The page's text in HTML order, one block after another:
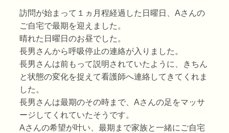
訪問が始まって１ヵ月程経過した日曜日、Aさんの
ご自宅で最期を迎えました。
晴れた日曜日のお昼でした。
長男さんから呼吸停止の連絡が入りました。
長男さんは前もって説明されていたように、きちん
と状態の変化を捉えて看護師へ連絡してきてくれま
した。
長男さんは最期のその時まで、Aさんの足をマッサ
ージしてくれていたそうです。
Aさんの希望が叶い、最期まで家族と一緒にご自宅